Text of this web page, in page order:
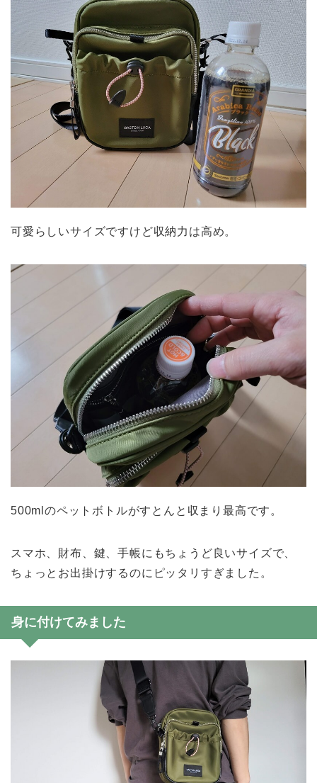
可愛らしいサイズですけど収納力は高め。
500mlのペットボトルがすとんと収まり最高です。
スマホ、財布、鍵、手帳にもちょうど良いサイズで、
ちょっとお出掛けするのにピッタリすぎました。
身に付けてみました